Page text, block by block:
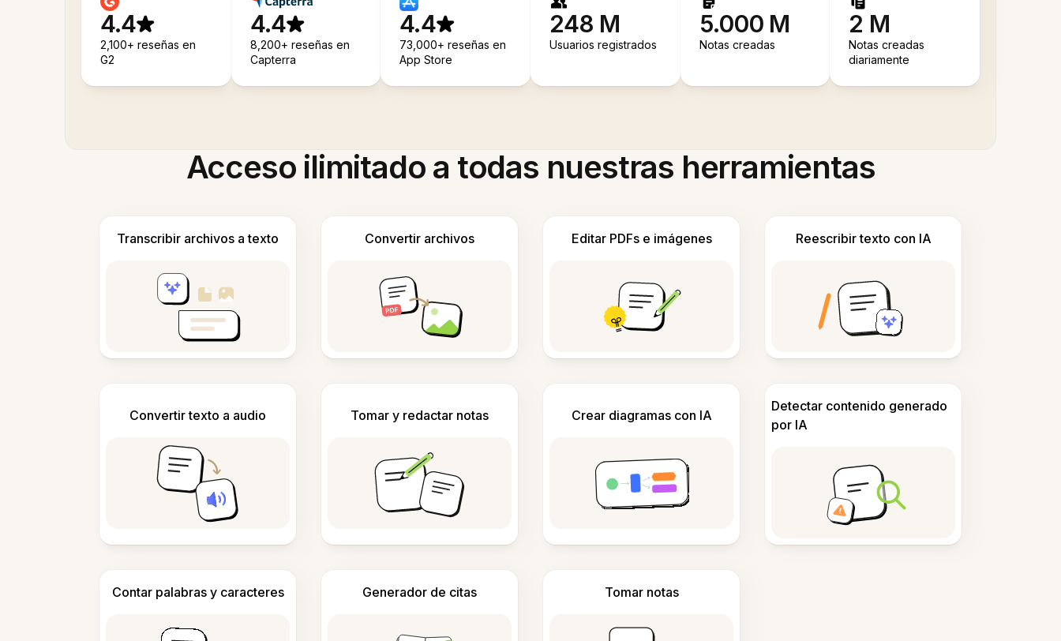
4.4
2,100+ reseñas en
G2
4.4
8,200+ reseñas en
Capterra
4.4
73,000+ reseñas en
App Store
248 M
Usuarios registrados
5.000 M
Notas creadas
2 M
Notas creadas
diariamente
Acceso ilimitado a todas nuestras herramientas
Transcribir archivos a texto Convertir archivos Editar PDFs e imágenes Reescribir texto con IA
Convertir texto a audio Tomar y redactar notas Crear diagramas con IA
Detectar contenido generado
por IA
Contar palabras y caracteres Generador de citas Tomar notas